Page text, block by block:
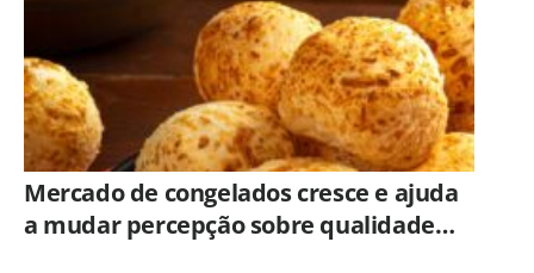
Mercado de congelados cresce e ajuda
a mudar percepção sobre qualidade